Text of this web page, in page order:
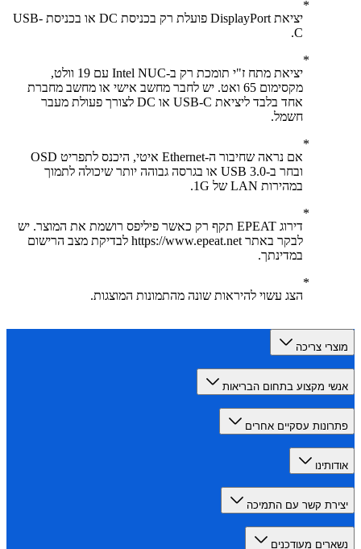
יציאת DisplayPort פועלת רק בכניסת DC או בכניסת USB-
יציאת מתח ז"י תומכת רק ב-Intel NUC עם 19 וולט,
מקסימום 65 ואט. יש לחבר מחשב אישי או מחשב מחברת
אחד בלבד ליציאת USB-C או DC לצורך פעולת מעבר
חשמל.
אם נראה שחיבור ה-Ethernet איטי, היכנס לתפריט OSD
ובחר ב-USB 3.0 או בגרסה גבוהה יותר שיכולה לתמוך
במהירות LAN של 1G.
דירוג EPEAT תקף רק כאשר פיליפס רושמת את המוצר. יש
לבקר באתר https://www.epeat.net לבדיקת מצב הרישום
במדינתך.
הצג עשוי להיראות שונה מהתמונות המוצגות.
צריכה
מקצוע בתחום הבריאות
עסקיים אחרים
קשר עם התמיכה
מעודכנים